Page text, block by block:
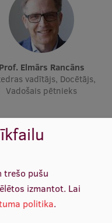
Prof. Elmārs Rancāns
vadītājs, Docētājs,
Vadošais pētnieks
trešo pušu
izmantot. Lai
politika.